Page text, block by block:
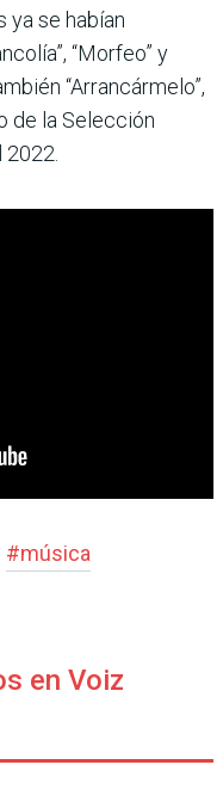
ya se habían
“Morfeo” y
“Arrancármelo”,
de la Selección
#música
en Voiz